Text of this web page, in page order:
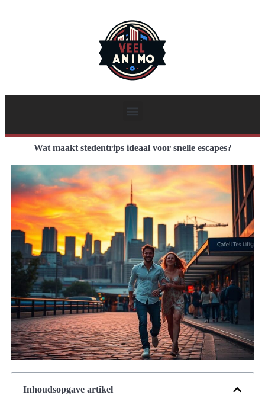
Wat maakt stedentrips ideaal voor snelle escapes?
Inhoudsopgave artikel